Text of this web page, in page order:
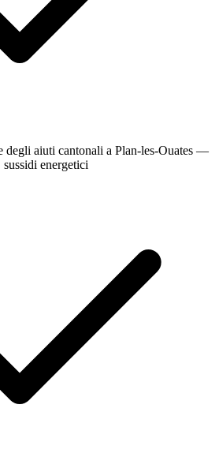
degli aiuti cantonali a Plan-les-Ouates —
energetici